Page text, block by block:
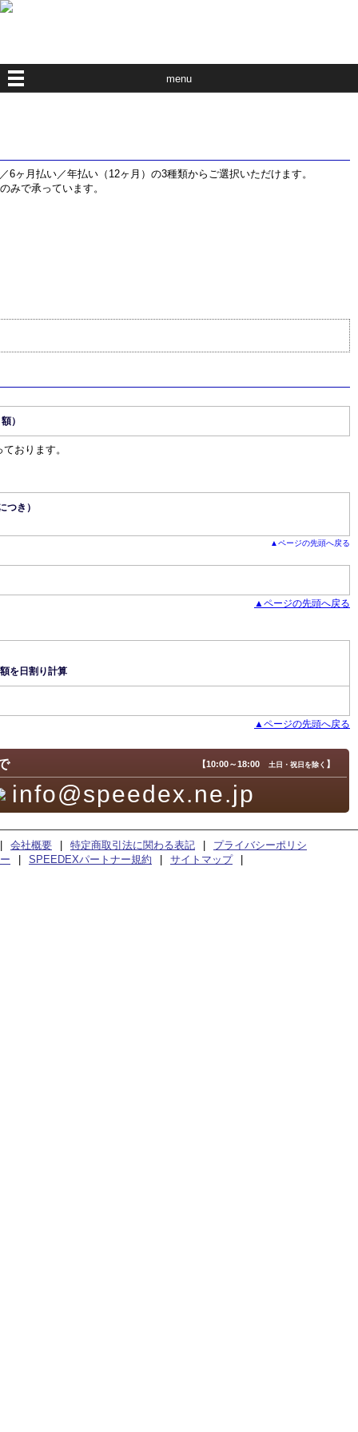
menu
ヶ月払い／年払い（12ヶ月）の3種類からご選択いただけます。
みで承っています。
）
おります。
き）
▲ページの先頭へ戻る
▲ページの先頭へ戻る
を日割り計算
▲ページの先頭へ戻る
【10:00～18:00 土日・祝日を除く 】
info@speedex.ne.jp
会社概要 特定商取引法に関わる表記
プライバシーポリシ
ー
SPEEDEXパートナー規約 サイトマップ